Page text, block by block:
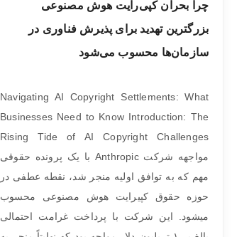
چرا بحران کپی‌رایت هوش مصنوعی
بزرگترین تهدید برای پذیرش فناوری در
سازمان‌ها محسوب می‌شود
Navigating AI Copyright Settlements: What
Businesses Need to Know Introduction: The
Rising Tide of AI Copyright Challenges
مواجهه شرکت Anthropic با یک پرونده حقوقی
مهم که به توافق اولیه منجر شد، نقطه عطفی در
حوزه حقوق کپیرایت هوش مصنوعی محسوب
میشود. این شرکت با پرداخت غرامت احتمالی